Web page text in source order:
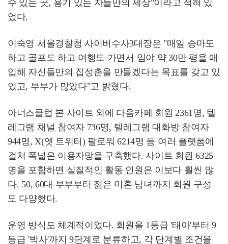
수 있는 곳, 용기 있는 자들만의 세상"이라고 적혀 있
었다.
이숙영 서울경찰청 사이버수사3대장은 "매일 승마도
하고 골프도 하고 여행도 가면서 임야 약 30만 평을 매
입해 자신들만의 집성촌을 만들겠다는 목표를 갖고 있
었고, 부부가 많았다"고 밝혔다.
아너스클럽 본 사이트 외에 다음카페 회원 2361명, 텔
레그램 채널 참여자 736명, 텔레그램 대화방 참여자
944명, X(옛 트위터) 팔로워 6214명 등 여러 플랫폼에
걸쳐 폭넓은 이용자망을 구축했다. 사이트 회원 6325
명을 포함하면 실질적인 활동 인원은 이보다 훨씬 많
다. 50, 60대 부부부터 젊은 미혼 남녀까지 회원 구성
도 다양했다.
운영 방식도 체계적이었다. 회원을 1등급 '태아'부터 9
등급 '박사'까지 9단계로 분류하고, 각 단계별 조건을